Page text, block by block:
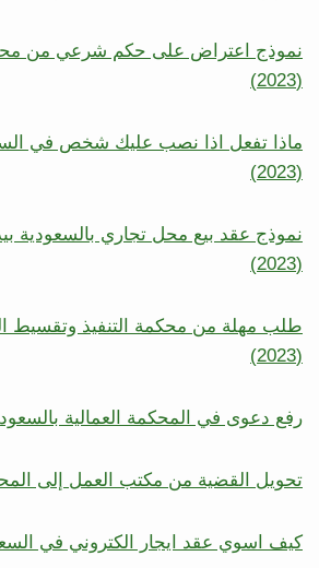
نموذج اعتراض على حكم شرعي من
(2023)
ماذا تفعل اذا نصب عليك شخص في
(2023)
نموذج عقد بيع محل تجاري بالسعودية
(2023)
طلب مهلة من محكمة التنفيذ وتقسيط
(2023)
رفع دعوى في المحكمة العمالية
تحويل القضية من مكتب العمل إلى المحكمة
كيف اسوي عقد ايجار الكتروني في